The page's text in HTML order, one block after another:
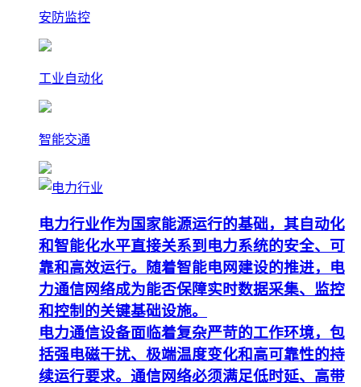
安防监控
工业自动化
智能交通
电力行业作为国家能源运行的基础，其自动化
和智能化水平直接关系到电力系统的安全、可
靠和高效运行。随着智能电网建设的推进，电
力通信网络成为能否保障实时数据采集、监控
和控制的关键基础设施。
电力通信设备面临着复杂严苛的工作环境，包
括强电磁干扰、极端温度变化和高可靠性的持
续运行要求。通信网络必须满足低时延、高带